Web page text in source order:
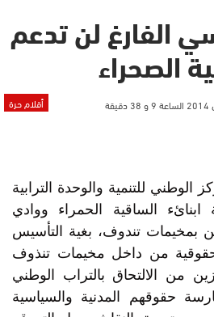
الفارغ لن تدعم
الصحراء
أقلام حرة
الوطني للتنمية والوحدة الترابية
الساقية الحمراء ووادي
بمخيمات تندوف، بغية التأسيس
من داخل مخيمات تنذوف
من الالتحاق بالتراب الوطني
حقوقهم المدنية والسياسية